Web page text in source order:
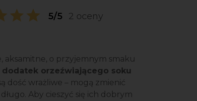
5/5 2 oceny
aksamitne, o przyjemnym smaku
dodatek orzeźwiającego soku
dość wrażliwe – mogą zmienić
Aby cieszyć się ich dobrym